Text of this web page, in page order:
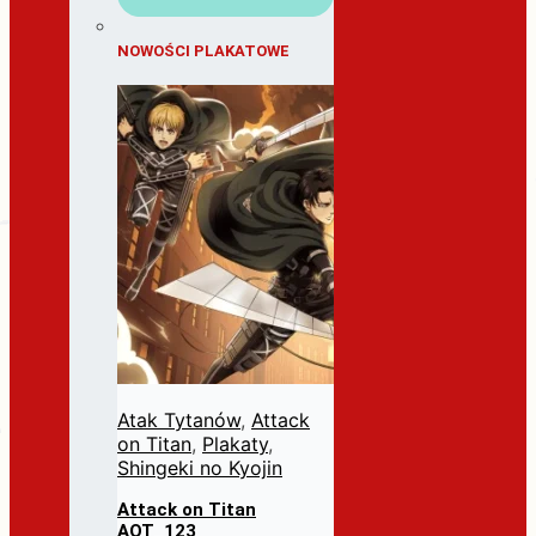
NOWOŚCI PLAKATOWE
Atak Tytanów, Attack
on Titan, Plakaty,
Shingeki no Kyojin
Attack on Titan
AOT_123